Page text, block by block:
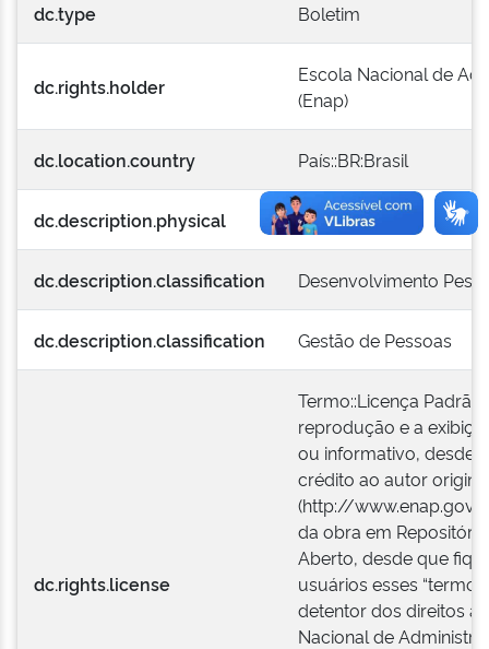
dc.type Boletim
dc.rights.holder
Escola Nacional de
(Enap)
dc.location.country País::BR:Brasil
dc.description.physical 03 páginas
dc.description.classification Desenvolvimento
dc.description.classification Gestão de Pessoas
dc.rights.license
Termo::Licença Padrão
reprodução e a
ou informativo, desde
crédito ao autor
(http://
da obra em
Aberto, desde que
usuários esses
detentor dos direitos
Nacional de